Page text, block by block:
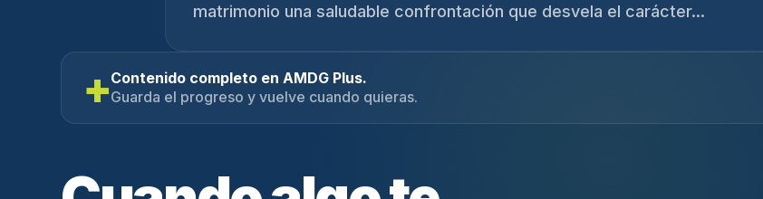
matrimonio una saludable confrontación que desvela el carácter...
+Contenido completo en AMDG Plus.
Guarda el progreso y vuelve cuando quieras.